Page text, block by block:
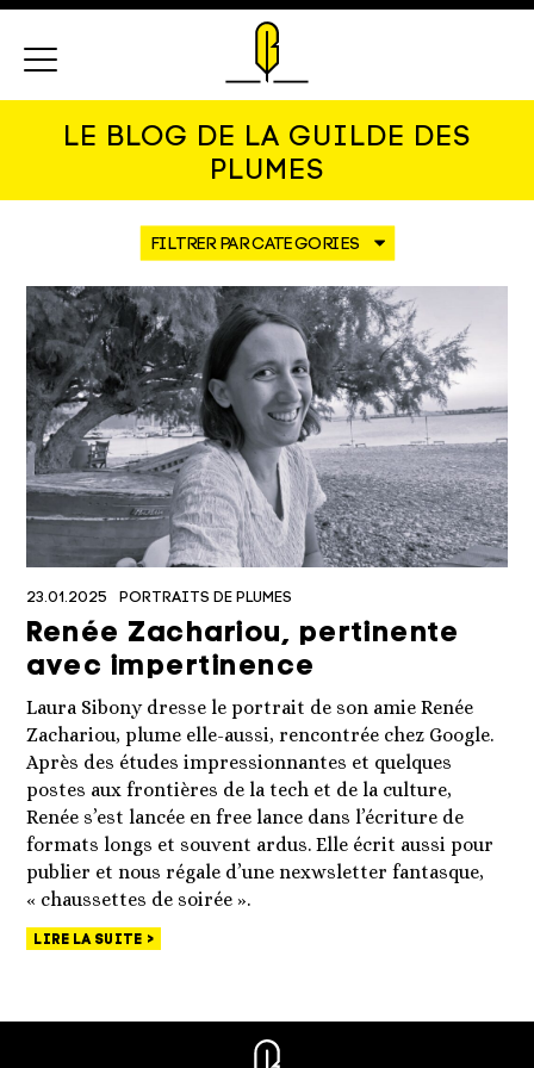
LE BLOG DE LA GUILDE DES
PLUMES
23.01.2025 PORTRAITS DE PLUMES
Renée Zachariou, pertinente
avec impertinence
Laura Sibony dresse le portrait de son amie Renée
Zachariou, plume elle-aussi, rencontrée chez Google.
Après des études impressionnantes et quelques
postes aux frontières de la tech et de la culture,
Renée s’est lancée en free lance dans l’écriture de
formats longs et souvent ardus. Elle écrit aussi pour
publier et nous régale d’une nexwsletter fantasque,
« chaussettes de soirée ».
LIRE LA SUITE